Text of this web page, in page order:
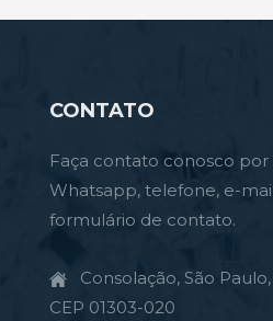
CONTATO
Faça contato conosco por
Whatsapp, telefone, e-
formulário de contato.
Consolação, São Paulo,
CEP 01303-020